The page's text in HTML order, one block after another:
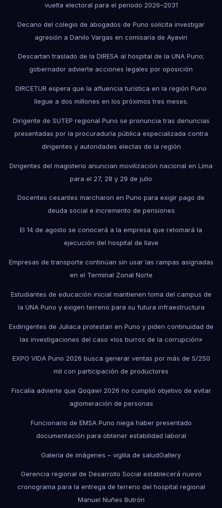
vuelta electoral para el periodo 2026–2031
Decano del colegio de abogados de Puno solicita investigar
agresión a Danilo Vargas en comisaría de Ayaviri
Descartan traslado de la DIRESA al hospital de la UNA Puno;
gobernador advierte acciones legales por oposición
DIRCETUR espera que la afluencia turística en la región Puno
llegue a dos millones en los próximos tres meses.
Dirigente de SUTEP regional Puno se pronuncia tras denuncias
presentadas por la procuraduría pública especializada contra
dirigentes y autoridades electas de la región
Dirigentes del magisterio anuncian movilización nacional en Lima
para el 27, 28 y 29 de julio
Docentes cesantes marcharon en Puno para exigir pago de
deuda social e incremento de pensiones
El 14 de agosto se conocerá a la empresa que retomará la
ejecución del hospital de Ilave
Empresas de transporte continúan sin usar las rampas asignadas
en el Terminal Zonal Norte
Estudiantes de educación inicial mantienen toma del campus de
la UNA Puno y exigen terreno para su futura infraestructura
Exdirigentes de Juliaca protestan en Puno y piden continuidad de
las investigaciones del caso «los burros de la corrupción»
EXPO VIDA Puno 2026 busca generar ventas por más de S/250
mil con participación de productores
Fiscalía advierte que Qoqawi 2026 no cumplió objetivo de evitar
aglomeración de personas
Funcionario de EMSA Puno niega haber presentado
documentación para obtener estabilidad laboral
Galería de imágenes – vigilia de saludGallery
Gerencia regional de Desarrollo Social establecerá nuevo
cronograma para la entrega de terreno del hospital regional
Manuel Nuñes Butrón